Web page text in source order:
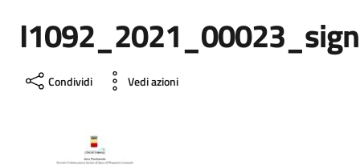
Condividi Vedi azioni